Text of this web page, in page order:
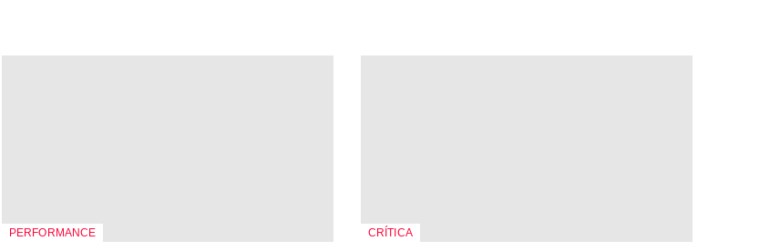
PERFORMANCE CRÍTICA